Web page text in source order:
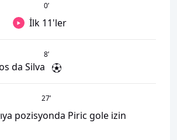
0’
İlk 11'ler
8’
da Silva
27’
pozisyonda Piric gole izin